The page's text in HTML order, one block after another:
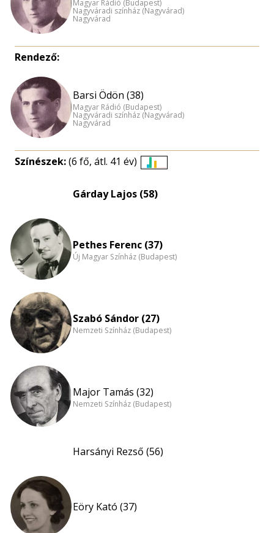
Magyar Rádió (Budapest)
Nagyváradi színház (Nagyvárad)
Nagyvárad
Rendező:
Barsi Ödön (38)
Magyar Rádió (Budapest)
Nagyváradi színház (Nagyvárad)
Nagyvárad
Színészek:(6 fő, átl. 41 év)
eloszlás
Gárday Lajos (58)
Pethes Ferenc (37)
Új Magyar Színház (Budapest)
Szabó Sándor (27)
Nemzeti Színház (Budapest)
Major Tamás (32)
Nemzeti Színház (Budapest)
Harsányi Rezső (56)
Eöry Kató (37)